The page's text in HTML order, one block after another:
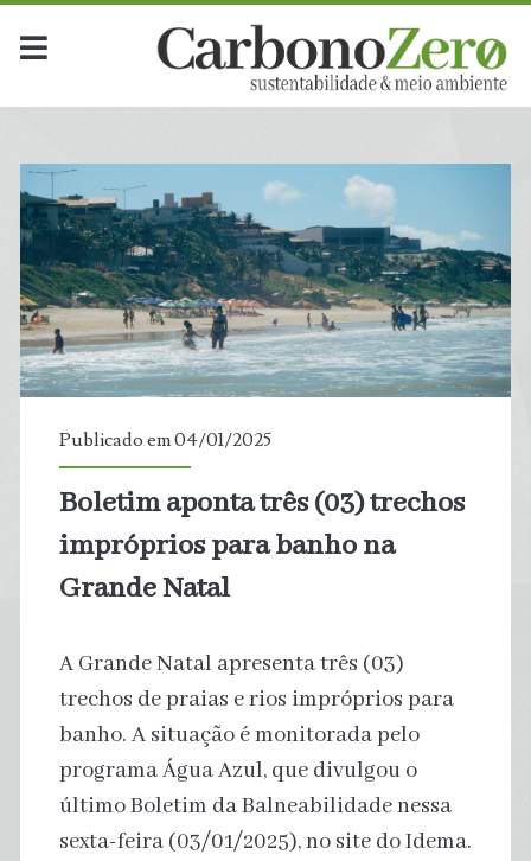
Dia:
<span>4
de
janeiro
de
2025</span>
Publicado em 04/01/2025
Boletim aponta três (03) trechos
impróprios para banho na
Grande Natal
A Grande Natal apresenta três (03)
trechos de praias e rios impróprios para
banho. A situação é monitorada pelo
programa Água Azul, que divulgou o
último Boletim da Balneabilidade nessa
sexta-feira (03/01/2025), no site do Idema.